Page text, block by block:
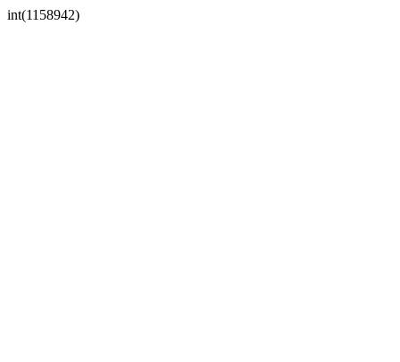
int(1158942)